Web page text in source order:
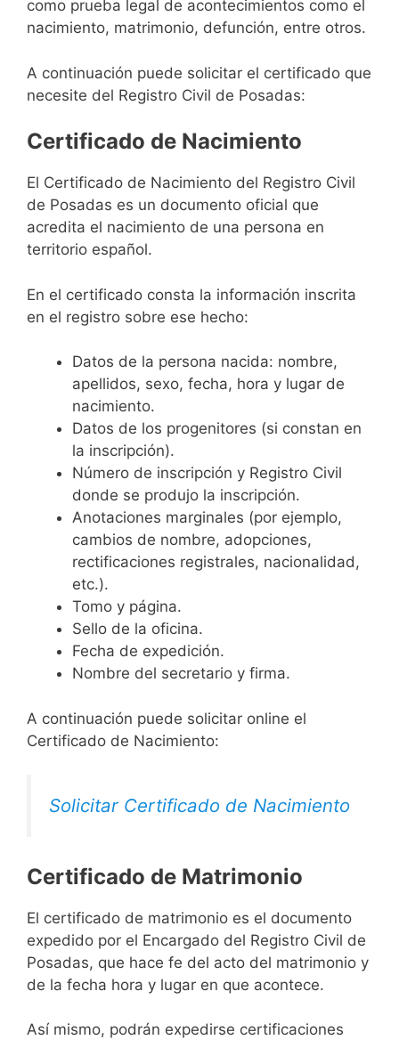
como prueba legal de acontecimientos como el
nacimiento, matrimonio, defunción, entre otros.
A continuación puede solicitar el certificado que
necesite del Registro Civil de Posadas:
Certificado de Nacimiento
El Certificado de Nacimiento del Registro Civil
de Posadas es un documento oficial que
acredita el nacimiento de una persona en
territorio español.
En el certificado consta la información inscrita
en el registro sobre ese hecho:
Datos de la persona nacida: nombre,
apellidos, sexo, fecha, hora y lugar de
nacimiento.
Datos de los progenitores (si constan en
la inscripción).
Número de inscripción y Registro Civil
donde se produjo la inscripción.
Anotaciones marginales (por ejemplo,
cambios de nombre, adopciones,
rectificaciones registrales, nacionalidad,
etc.).
Tomo y página.
Sello de la oficina.
Fecha de expedición.
Nombre del secretario y firma.
A continuación puede solicitar online el
Certificado de Nacimiento:
Solicitar Certificado de Nacimiento
Certificado de Matrimonio
El certificado de matrimonio es el documento
expedido por el Encargado del Registro Civil de
Posadas, que hace fe del acto del matrimonio y
de la fecha hora y lugar en que acontece.
Así mismo, podrán expedirse certificaciones